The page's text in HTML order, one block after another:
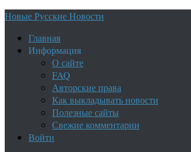
Новые Русские Новости
Главная
Информация
О сайте
FAQ
Авторские права
Как выкладывать новости
Полезные сайты
Свежие комментарии
Войти